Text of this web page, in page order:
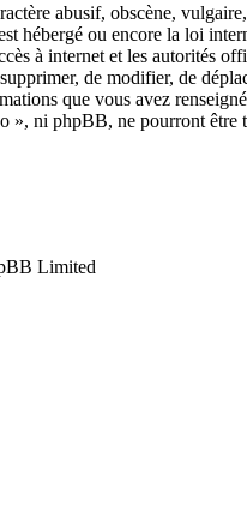
abusif, obscène,
hébergé ou encore la loi
à internet et les autorités
de modifier, de
que vous avez
ni phpBB, ne pourront être
Limited